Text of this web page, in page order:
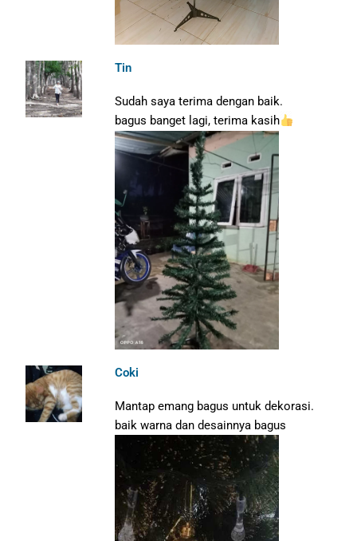
Tin
Sudah saya terima dengan baik.
bagus banget lagi, terima kasih
Coki
Mantap emang bagus untuk dekorasi.
baik warna dan desainnya bagus